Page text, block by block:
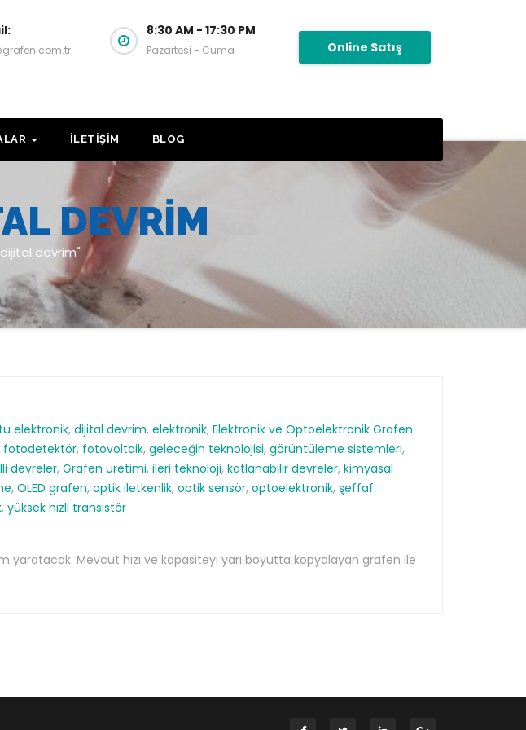
8:30 AM - 17:30 PM
Pazartesi - Cuma Online Satış
İLETİŞİM BLOG
DEVRIM
devrim"
elektronik, dijital devrim, elektronik, Elektronik ve Optoelektronik Grafen
fotodetektör, fotovoltaik, geleceğin teknolojisi, görüntüleme sistemleri,
devreler, Grafen üretimi, ileri teknoloji, katlanabilir devreler, kimyasal
, OLED grafen, optik iletkenlik, optik sensör, optoelektronik, şeffaf
, yüksek hızlı transistör
Mevcut hızı ve kapasiteyi yarı boyutta kopyalayan grafen ile